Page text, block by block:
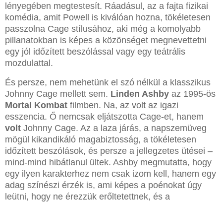
lényegében megtestesít. Ráadásul, az a fajta fizikai
komédia, amit Powell is kiválóan hozna, tökéletesen
passzolna Cage stílusához, aki még a komolyabb
pillanatokban is képes a közönséget megnevettetni
egy jól időzített beszólással vagy egy teátrális
mozdulattal.
És persze, nem mehetünk el szó nélkül a klasszikus
Johnny Cage mellett sem. Linden Ashby az 1995-ös
Mortal Kombat filmben. Na, az volt az igazi
esszencia. Ő nemcsak eljátszotta Cage-et, hanem
volt Johnny Cage. Az a laza járás, a napszemüveg
mögül kikandikáló magabiztosság, a tökéletesen
időzített beszólások, és persze a jellegzetes ütései –
mind-mind hibátlanul ültek. Ashby megmutatta, hogy
egy ilyen karakterhez nem csak izom kell, hanem egy
adag színészi érzék is, ami képes a poénokat úgy
leütni, hogy ne érezzük erőltetettnek, és a